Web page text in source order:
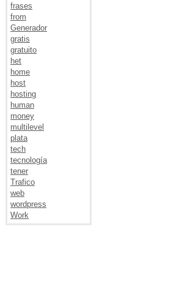
frases
from
Generador
gratis
gratuito
het
home
host
hosting
human
money
multilevel
plata
tech
tecnología
tener
Trafico
web
wordpress
Work